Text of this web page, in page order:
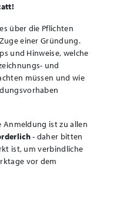
über die Pflichten
einer Gründung.
und Hinweise, welche
und
müssen und wie
Anmeldung ist zu allen
- daher bitten
ist, um verbindliche
vor dem